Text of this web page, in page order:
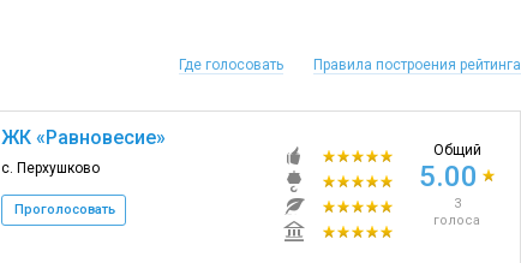
Правила построения рейтинга
Где голосовать
ЖК «Равновесие»
с. Перхушково
Проголосовать
Общий
5.00
3
голоса